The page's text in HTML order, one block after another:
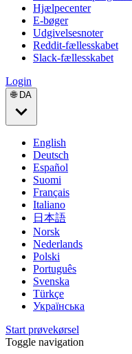
Hjælpecenter
E-bøger
Udgivelsesnoter
Reddit-fællesskabet
Slack-fællesskabet
Login
🌐 DA
English
Deutsch
Español
Suomi
Français
Italiano
日本語
Norsk
Nederlands
Polski
Português
Svenska
Türkçe
Українська
Start prøvekørsel
Toggle navigation